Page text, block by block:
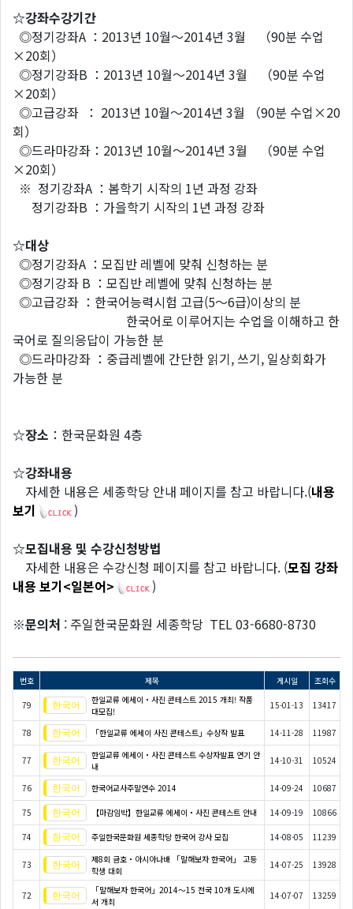
☆강좌수강기간
◎정기강좌A ：2013년 10월～2014년 3월 （90분 수업
×20회）
◎정기강좌B ：2013년 10월～2014년 3월 （90분 수업
×20회）
◎고급강좌 ： 2013년 10월～2014년 3월 （90분 수업×20
회）
◎드라마강좌：2013년 10월～2014년 3월 （90분 수업
×20회）
※ 정기강좌A ：봄학기 시작의 1년 과정 강좌
정기강좌B ：가을학기 시작의 1년 과정 강좌
☆대상
◎정기강좌A ：모집반 레벨에 맞춰 신청하는 분
◎정기강좌 B ：모집반 레벨에 맞춰 신청하는 분
◎고급강좌 ：한국어능력시험 고급(5～6급)이상의 분
한국어로 이루어지는 수업을 이해하고 한
국어로 질의응답이 가능한 분
◎드라마강좌 ：중급레벨에 간단한 읽기, 쓰기, 일상회화가
가능한 분
☆장소 ：한국문화원 4층
☆강좌내용
자세한 내용은 세종학당 안내 페이지를 참고 바랍니다.(내용
보기
)
☆모집내용 및 수강신청방법
자세한 내용은 수강신청 페이지를 참고 바랍니다. (모집 강좌
내용 보기<일본어>
)
※문의처 : 주일한국문화원 세종학당 TEL 03-6680-8730
번호 제목 게시일 조회수
79
한일교류 에세이・사진 콘테스트 2015 개최! 작품
대모집!
15-01-13 13417
78 「한일교류 에세이 사진 콘테스트」수상작 발표 14-11-28 11987
77
한일교류 에세이・사진 콘테스트 수상자발표 연기 안
내
14-10-31 10524
76 한국어교사주말연수 2014 14-09-24 10687
75 【마감임박】한일교류 에세이・사진 콘테스트 안내 14-09-19 10866
74 주일한국문화원 세종학당 한국어 강사 모집 14-08-05 11239
73
제8회 금호・아시아나배 「말해보자 한국어」 고등
학생 대회
14-07-25 13928
72
「말해보자 한국어」2014～15 전국 10개 도시에
서 개최
14-07-07 13259